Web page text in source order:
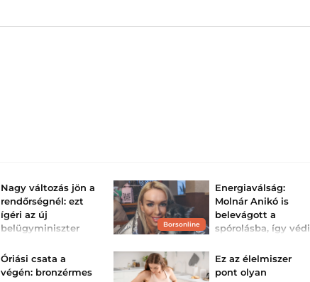
Nagy változás jön a
rendőrségnél: ezt
ígéri az új
belügyminiszter
Borsonline
Energiaválság:
Molnár Anikó is
belevágott a
spórolásba, így védi
Mindenki szerencséjére
egyre javul a helyzet
Magyarországon. A
Óriási csata a
végén: bronzérmes
Ez az élelmiszer
pont olyan